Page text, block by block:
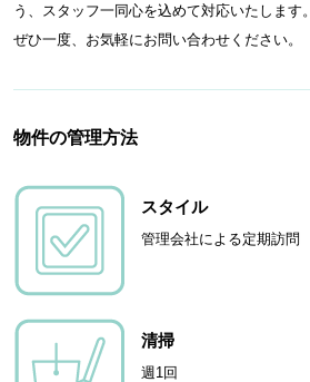
う、スタッフ一同心を込めて対応いたします。
ぜひ一度、お気軽にお問い合わせください。
物件の管理方法
スタイル
管理会社による定期訪問
清掃
週1回